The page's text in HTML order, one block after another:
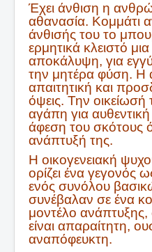
Έχει άνθιση η
αθανασία. Koμμάτι
άνθισής του το
ερμητικά κλειστό
αποκάλυψη, για
την μητέρα φύση. Η
απαιτητική και
όψεις. Την
αγάπη για
άφεση του σκότους
ανάπτυξή της.
Η οικογενειακή
ορίζει ένα γεγονός
ενός συνόλου
συνέβαλαν σε ένα
μοντέλο ανάπτυξης,
είναι απαραίτητη,
αναπόφευκτη.